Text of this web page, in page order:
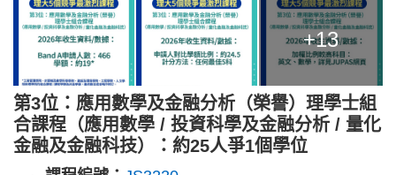
+13
第3位：應用數學及金融分析（榮譽）理學士組
合課程（應用數學 / 投資科學及金融分析 / 量化
金融及金融科技）：約25人爭1個學位